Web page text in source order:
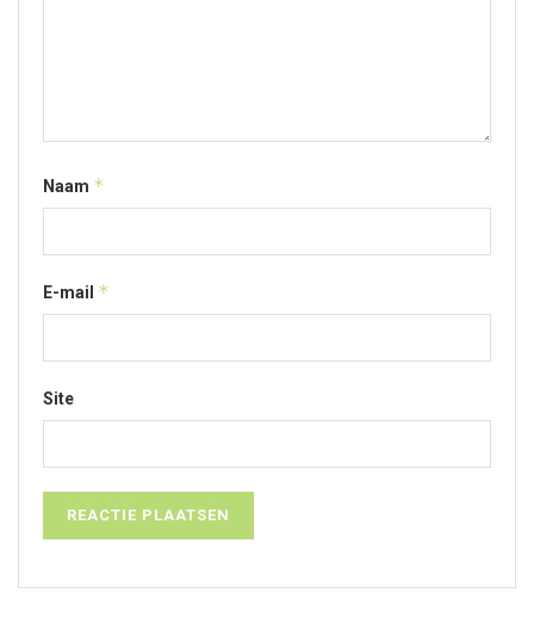
Naam *
E-mail *
Site